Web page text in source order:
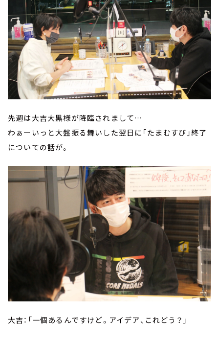
先週は大吉大黒様が降臨されまして…
わぁーいっと大盤振る舞いした翌日に「たまむすび」終了
についての話が。
大吉：「一個あるんですけど。アイデア、これどう？」